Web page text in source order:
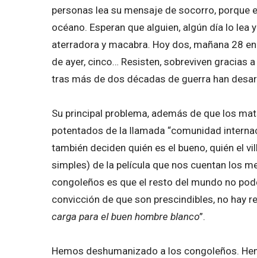
personas lea su mensaje de socorro, porque
océano. Esperan que alguien, algún día lo
aterradora y macabra. Hoy dos, mañana 28
de ayer, cinco… Resisten, sobreviven gracias
tras más de dos décadas de guerra han
Su principal problema, además de que los
potentados de la llamada “comunidad
también deciden quién es el bueno, quién el
simples) de la película que nos cuentan los
congoleños es que el resto del mundo no
convicción de que son prescindibles, no hay
carga para el buen hombre blanco”.
Hemos deshumanizado a los congoleños.